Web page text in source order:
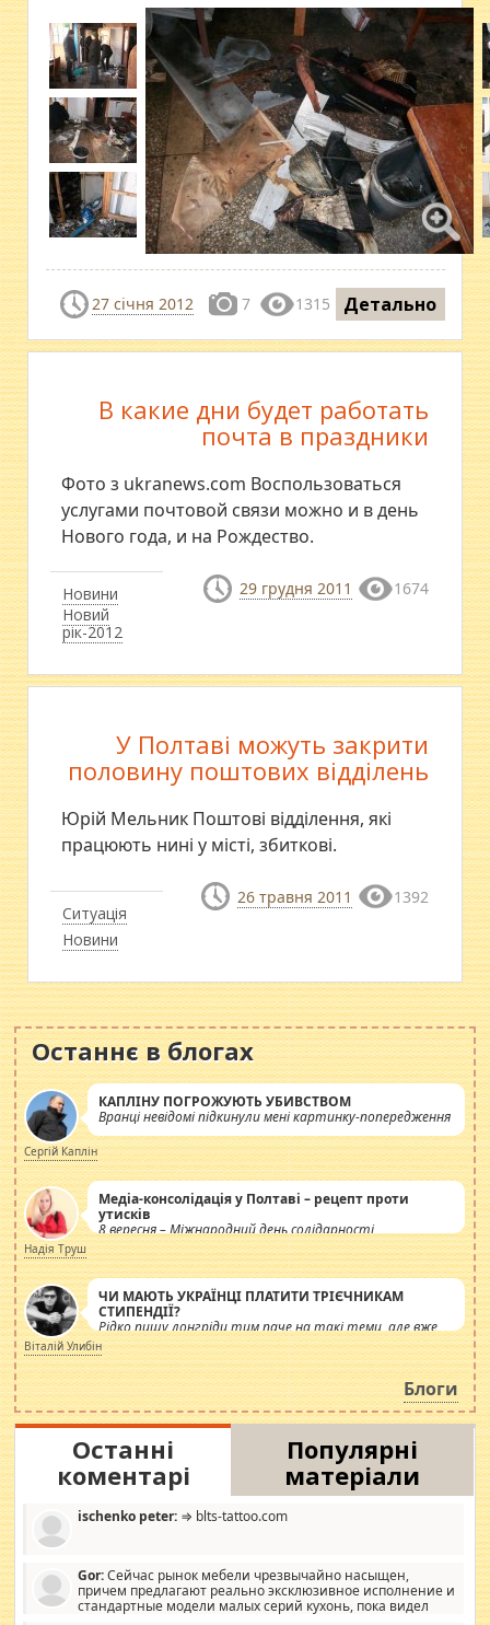
27 січня 2012 7 1315 Детально
Новини
Новий
рік-2012
В какие дни будет работать
почта в праздники
Фото з ukranews.com Воспользоваться
услугами почтовой связи можно и в день
Нового года, и на Рождество.
29 грудня 2011 1674
Ситуація
Новини
У Полтаві можуть закрити
половину поштових відділень
Юрій Мельник Поштові відділення, які
працюють нині у місті, збиткові.
26 травня 2011 1392
Останнє в блогах
КАПЛІНУ ПОГРОЖУЮТЬ УБИВСТВОМ
Вранці невідомі підкинули мені картинку-попередження
Сергій Каплін
Медіа-консолідація у Полтаві – рецепт проти
утисків
8 вересня – Міжнародний день солідарності
журналістів.
Надія Труш
ЧИ МАЮТЬ УКРАЇНЦІ ПЛАТИТИ ТРІЄЧНИКАМ
СТИПЕНДІЇ?
Рідко пишу лонгріди тим паче на такі теми, але вже
просто дістало! Обурюють сьогоднішні інсенуації
навколо стипендіального питання. Штучно
роздувається ще одна соціальна катастрофа.
Віталій Улибін
Блоги
Останні
коментарі
Популярні
матеріали
ischenko peter: ⇒ blts-tattoo.com
Gor:Сейчас рынок мебели чрезвычайно насыщен,
причем предлагают реально эксклюзивное исполнение и
стандартные модели малых серий кухонь, пока видел